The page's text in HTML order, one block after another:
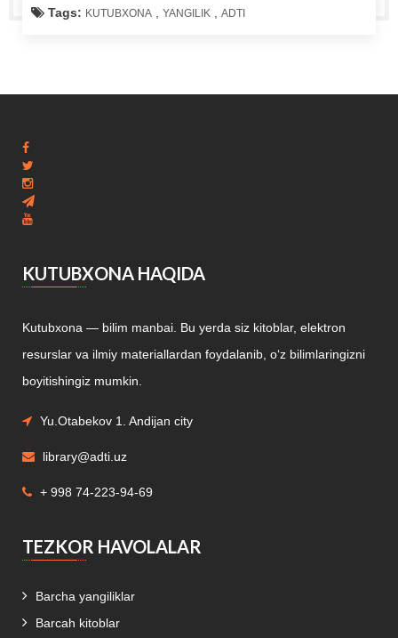
Tags: KUTUBXONA , YANGILIK , ADTI
KUTUBXONA HAQIDA
Kutubxona — bilim manbai. Bu yerda siz kitoblar, elektron
resurslar va ilmiy materiallardan foydalanib, o‘z bilimlaringizni
boyitishingiz mumkin.
Yu.Otabekov 1. Andijan city
library@adti.uz
+ 998 74-223-94-69
TEZKOR HAVOLALAR
Barcha yangiliklar
Barcah kitoblar